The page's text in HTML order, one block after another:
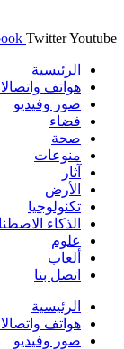
TwitterYoutube
الرئيسية
هواتف
صور وفيديو
فضاء
صحة
منوعات
آثار
الأرض
تكنولوجيا
الذكاء
علوم
ألعاب
اتصل بنا
الرئيسية
هواتف
صور وفيديو